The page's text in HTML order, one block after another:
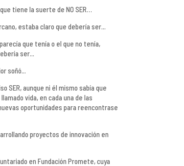
tiene la suerte de NO SER…
estaba claro que debería ser...
que tenía o el que no tenía,
ser...
soñó...
SER, aunque ni él mismo sabía que
vida, en cada una de las
oportunidades para reencontrase
proyectos de innovación en
en Fundación Promete, cuya